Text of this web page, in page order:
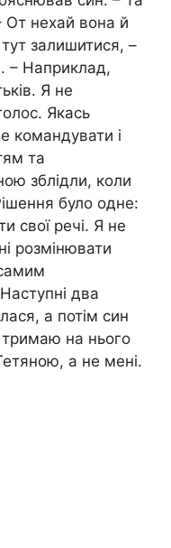
нехай вона й
залишитися, –
– Наприклад,
Я не
Якась
командувати і
та
зблідли, коли
було одне:
свої речі. Я не
розмінювати
два
а потім син
на нього
а не мені.